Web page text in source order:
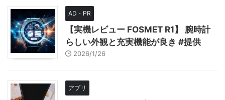
AD・PR
【実機レビュー FOSMET R1】 腕時計
らしい外観と充実機能が良き #提供
2026/1/26
アプリ